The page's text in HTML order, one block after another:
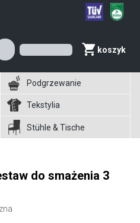
koszyk
Podgrzewanie
Tekstylia
Stühle & Tische
do smażenia 3